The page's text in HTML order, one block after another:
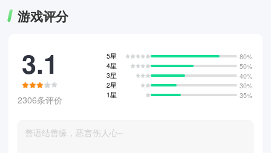
游戏评分
3.1
2306条评价
5星
80%
4星
50%
3星
40%
2星
30%
1星
35%